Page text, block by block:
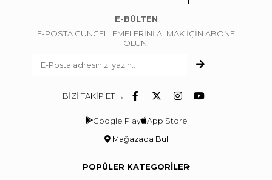
E-BÜLTEN
E-POSTA GÜNCELLEMELERİNİ ALMAK İÇİN ABONE
OLUN.
BİZİ TAKİP ET →
Google Play App Store
Mağazada Bul
POPÜLER KATEGORİLER